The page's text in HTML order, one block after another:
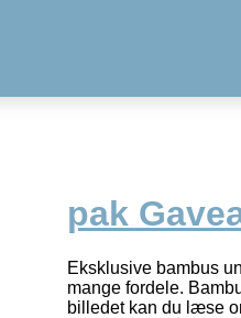
pak
Eksklusive bambus
mange fordele.
billedet kan du læse